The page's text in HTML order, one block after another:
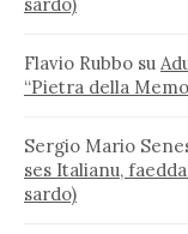
sardo)
Flavio Rubbo su
“Pietra della
Sergio Mario
ses Italianu,
sardo)